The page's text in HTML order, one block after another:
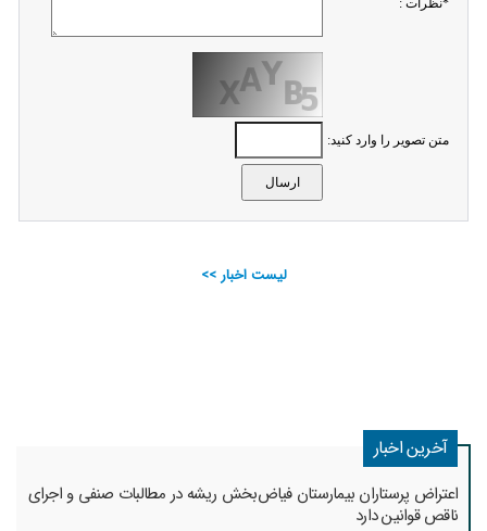
*نظرات :
متن تصویر را وارد کنید:
لیست اخبار >>
آخرین اخبار
اعتراض پرستاران بیمارستان فیاض‌بخش ریشه در مطالبات صنفی و اجرای
ناقص قوانین دارد